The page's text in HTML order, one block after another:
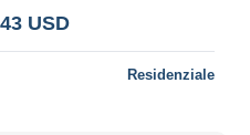
USD
Residenziale